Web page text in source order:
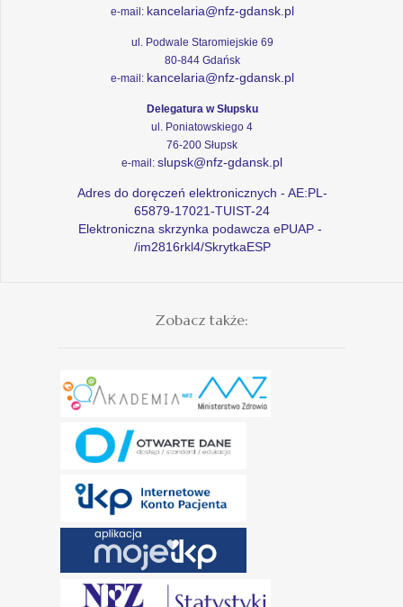
e-mail: kancelaria@nfz-gdansk.pl
ul. Podwale Staromiejskie 69
80-844 Gdańsk
e-mail: kancelaria@nfz-gdansk.pl
Delegatura w Słupsku
ul. Poniatowskiego 4
76-200 Słupsk
e-mail: slupsk@nfz-gdansk.pl
Adres do doręczeń elektronicznych - AE:PL-
65879-17021-TUIST-24
Elektroniczna skrzynka podawcza ePUAP -
/im2816rkl4/SkrytkaESP
Zobacz także: